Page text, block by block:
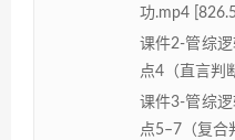
功.mp4
课件2-管综
点4（直言判
课件3-管综
点5–7（复合